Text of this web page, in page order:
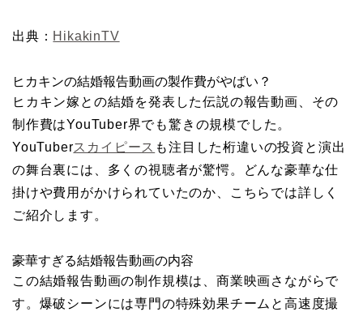
出典： HikakinTV
ヒカキンの結婚報告動画の製作費がやばい？
ヒカキン嫁との結婚を発表した伝説の報告動画、その
制作費はYouTuber界でも驚きの規模でした。
YouTuberスカイピース も注目した桁違いの投資と演出
の舞台裏には、多くの視聴者が驚愕。どんな豪華な仕
掛けや費用がかけられていたのか、こちらでは詳しく
ご紹介します。
豪華すぎる結婚報告動画の内容
この結婚報告動画の制作規模は、商業映画さながらで
す。爆破シーンには専門の特殊効果チームと高速度撮